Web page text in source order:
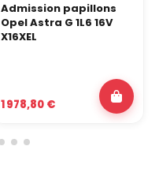
Admission papillons
Opel Astra G 1L6 16V
X16XEL
1 978,80 €